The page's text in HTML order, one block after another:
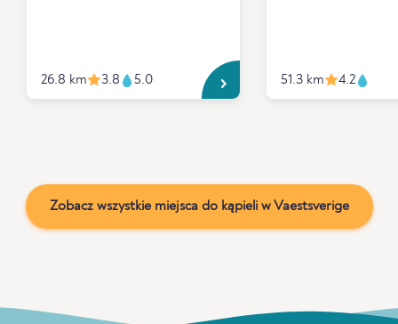
26.8 km 3.8 5.0 51.3 km 4.2
Zobacz wszystkie miejsca do kąpieli w Vaestsverige